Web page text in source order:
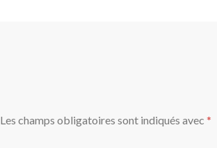
Les champs obligatoires sont indiqués avec *